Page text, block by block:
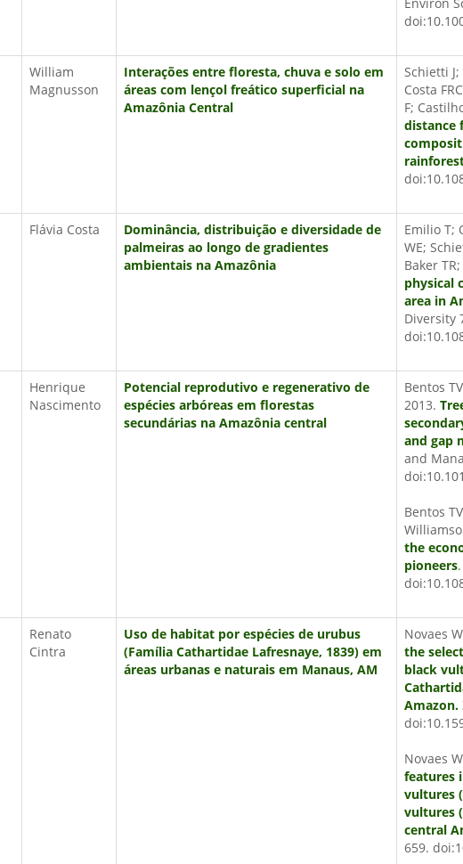
William
Magnusson
Interações entre floresta, chuva e solo em
áreas com lençol freático superficial na
Amazônia Central
Schietti
Costa
F;
distance
Flávia Costa
Dominância, distribuição e diversidade de
palmeiras ao longo de gradientes
ambientais na Amazônia
Emilio T;
WE;
Baker
physical
area in
Diversity
Henrique
Nascimento
Potencial reprodutivo e regenerativo de
espécies arbóreas em florestas
secundárias na Amazônia central
Bentos
2013.
and gap
and
Bentos
the
pioneers
Renato
Cintra
Uso de habitat por espécies de urubus
(Família Cathartidae Lafresnaye, 1839) em
áreas urbanas e naturais em Manaus, AM
Novaes
the
black
Amazon.
Novaes
features
vultures
vultures
central
659.